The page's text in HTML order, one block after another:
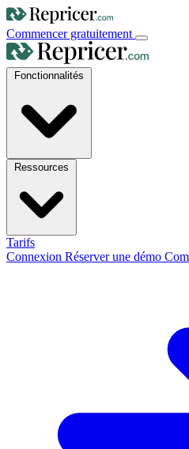
Commencer gratuitement
Tarifs
Connexion Réserver une démo